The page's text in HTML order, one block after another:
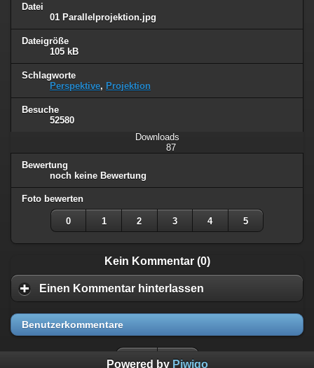
Datei
01 Parallelprojektion.jpg
Dateigröße
105 kB
Schlagworte
Perspektive, Projektion
Besuche
52580
Downloads
87
Bewertung
noch keine Bewertung
Foto bewerten
0 1 2 3 4 5
Kein Kommentar (0)
Einen Kommentar hinterlassen
Benutzerkommentare
Powered by Piwigo